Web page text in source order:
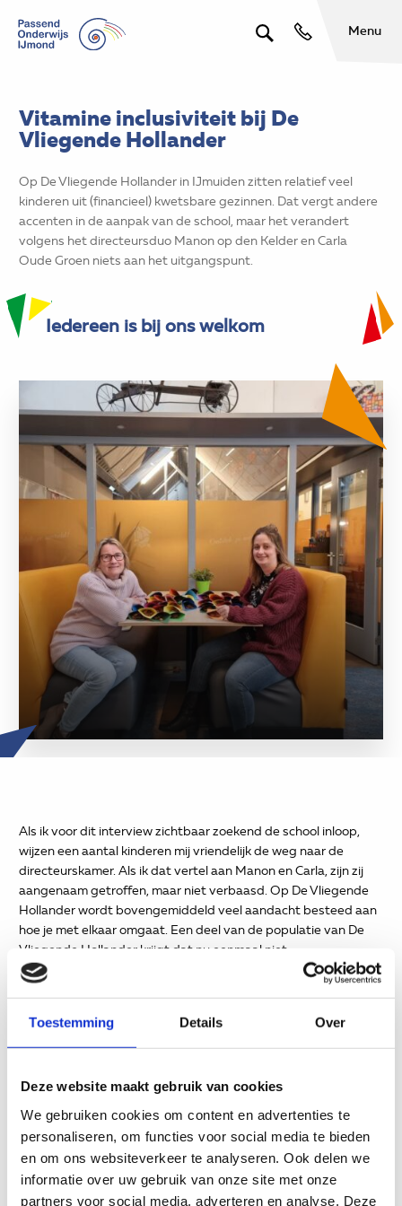
Toestemming Details Over
Deze website maakt gebruik van cookies
We gebruiken cookies om content en advertenties te
personaliseren, om functies voor social media te bieden
en om ons websiteverkeer te analyseren. Ook delen we
informatie over uw gebruik van onze site met onze
partners voor social media, adverteren en analyse. Deze
Menu
Vitamine inclusiviteit bij De
Vliegende Hollander
Op De Vliegende Hollander in IJmuiden zitten relatief veel
kinderen uit (financieel) kwetsbare gezinnen. Dat vergt andere
accenten in de aanpak van de school, maar het verandert
volgens het directeursduo Manon op den Kelder en Carla
Oude Groen niets aan het uitgangspunt.
Iedereen is bij ons welkom
Als ik voor dit interview zichtbaar zoekend de school inloop,
wijzen een aantal kinderen mij vriendelijk de weg naar de
directeurskamer. Als ik dat vertel aan Manon en Carla, zijn zij
aangenaam getroffen, maar niet verbaasd. Op De Vliegende
Hollander wordt bovengemiddeld veel aandacht besteed aan
hoe je met elkaar omgaat. Een deel van de populatie van De
Vliegende Hollander krijgt dat nu eenmaal niet
vanzelfsprekend van huis uit mee. Hun ouder(s) of verzorgers
zijn druk bezig om zich staande te houden in het leven.
Brugfunctionaris
Carla: “We trekken die lijn ver door. Zo letten we op schoolse
taal. Maak hele zinnen, raffel woorden niet af, dat is niet
beleefd. In alle vakken zijn we daar alert op.” Het is een van de
vele voorbeelden hoe De Vliegende Hollander werkt aan een
inclusieve school. Ieder kind hoort erbij. Als dit vraagt om extra
zorg en aandacht, schrikt het team daar niet van. Daar worden